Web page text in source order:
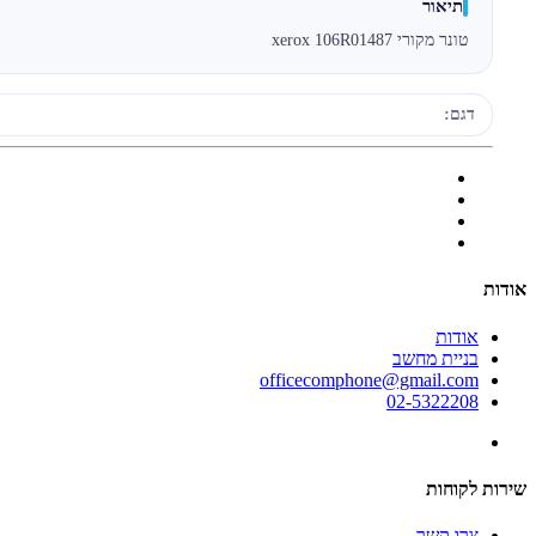
תיאור
טונר מקורי xerox 106R01487
דגם:
אודות
אודות
בניית מחשב
officecomphone@gmail.com
02-5322208
שירות לקוחות